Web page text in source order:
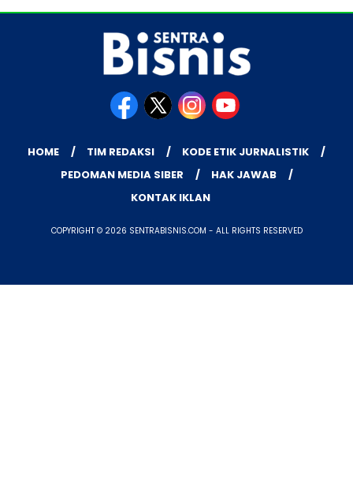
HOME TIM REDAKSI
KODE ETIK JURNALISTIK
PEDOMAN MEDIA SIBER
HAK JAWAB
KONTAK IKLAN
COPYRIGHT © 2026 SENTRABISNIS.COM - ALL RIGHTS RESERVED